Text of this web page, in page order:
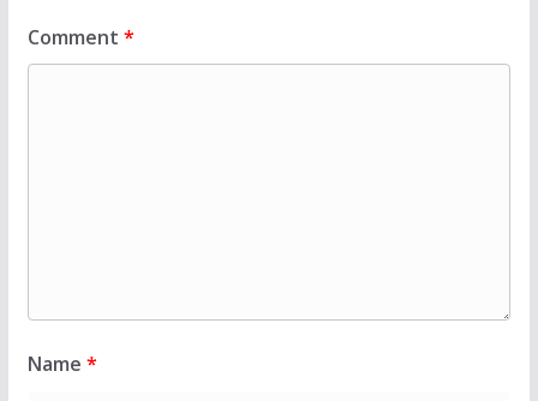
Comment *
Name *